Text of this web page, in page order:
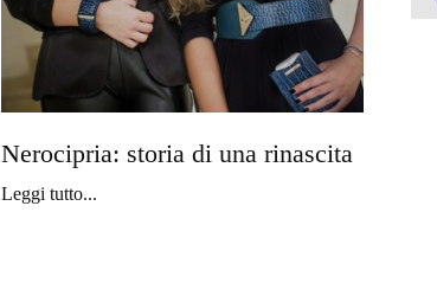
Nerocipria: storia di una rinascita
Leggi tutto...